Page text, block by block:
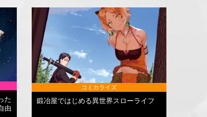
た
由
コミカライズ
鍛冶屋ではじめる異世界スローライフ